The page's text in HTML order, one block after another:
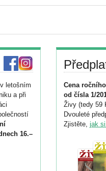
letošním
a při
16.–
Cena
od čísla 1/
Živy (tedy 59
Dvouleté
Zjistěte, jak